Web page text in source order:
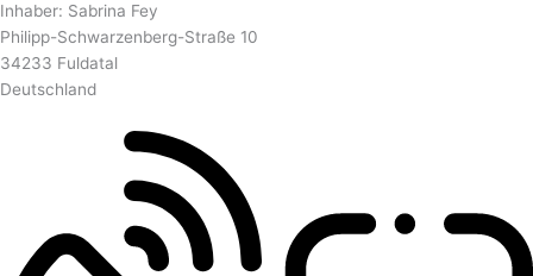
Inhaber: Sabrina Fey
Philipp-Schwarzenberg-Straße 10
34233 Fuldatal
Deutschland